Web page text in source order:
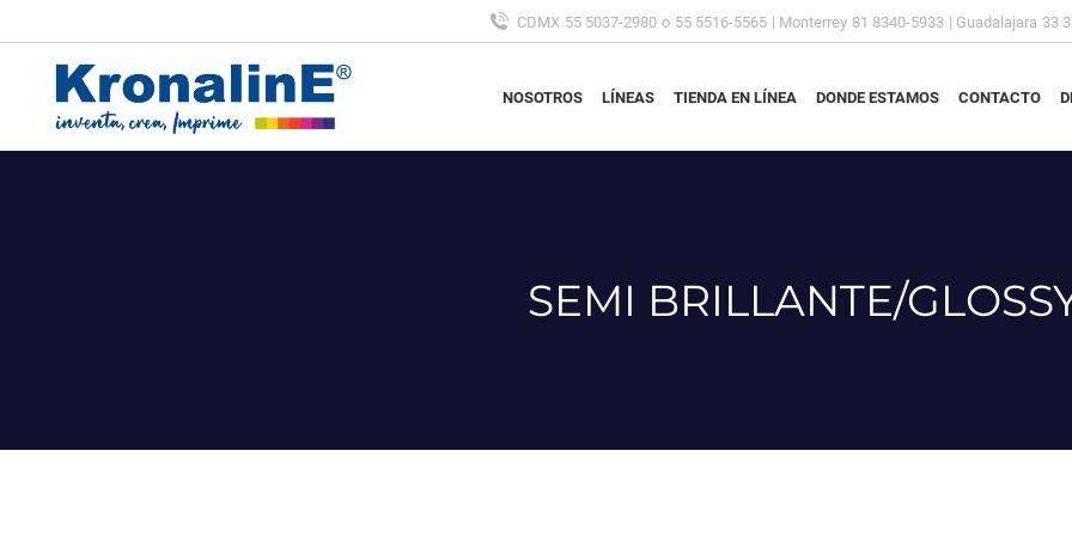
CDMX 55 5037-2980 o 55 5516-5565 | Monterrey 81 8340-5933 | Guadalajara 33
NOSOTROS LÍNEAS TIENDA EN LÍNEA DONDE ESTAMOS CONTACTO
SEMI BRILLANTE/